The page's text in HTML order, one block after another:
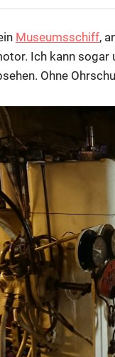
Museumsschiff,
Ich kann sogar
Ohne